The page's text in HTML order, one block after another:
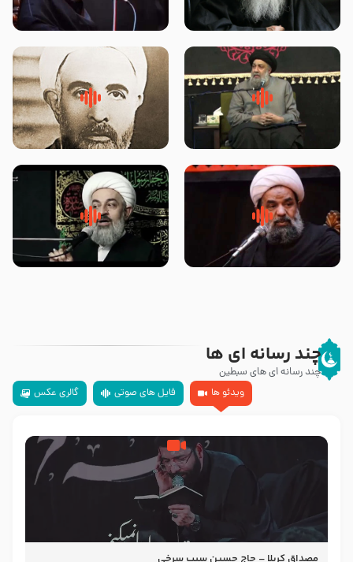
زوّار اربعین امام حسین (علیه
السلام) با این اشتیاق به زیارت
روضه جانسوز پاره های جگر امام
حسن مجتبی علیه السلام-حجت
لقب حضرت رقیه سلام الله علیها به
چه معناست – حجت الاسلام علوی
روضه‌ی مجلس یزید ملعون و
اسارت اهل‌بیت علیهم‌السلام –
محدث زاده
سلام جوانی که امام حسین علیه
السلام خودش جوابش را دادند
زیارتی که اسباب رزق زیاد و عمر
طولانی است حجت السلام حسین
چند رسانه ای ها
چند رسانه ای های سبطین
ویدئو ها
فایل های صوتی گالری عکس
مصداق کربلا – حاج حسین سیب سرخی